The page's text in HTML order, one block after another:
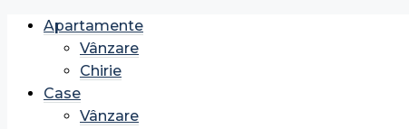
Apartamente
Vânzare
Chirie
Case
Vânzare